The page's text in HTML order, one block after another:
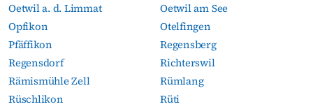
Oetwil a. d. Limmat
Oetwil am See
Opfikon
Otelfingen
Pfäffikon
Regensberg
Regensdorf
Richterswil
Rämismühle Zell
Rümlang
Rüschlikon
Rüti